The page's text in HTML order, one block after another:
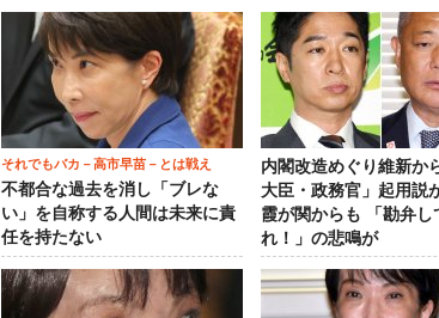
それでもバカ－高市早苗－とは戦え
不都合な過去を消し「ブレな
い」を自称する人間は未来に責
任を持たない
内閣改造めぐり維新か
大臣・政務官」起用説
霞が関からも 「勘弁し
れ！」の悲鳴が